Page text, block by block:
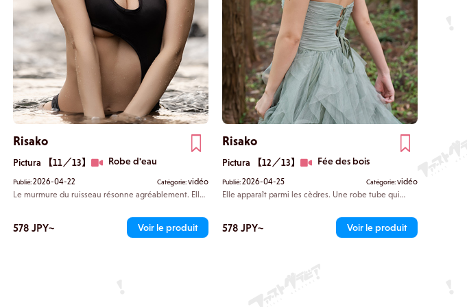
Risako
Pictura 【11／13】 Robe d'eau
Publié:2026-04-22 Catégorie:vidéo
Le murmure du ruisseau résonne agréablement. Elle
peuvent se détacher de ses fesses rondes et
blanches. Elle s'immerge lentement dans la rivière.
578 JPY~ Voir le produit
Risako
Pictura 【12／13】 Fée des bois
Publié:2026-04-25 Catégorie:vidéo
Elle apparaît parmi les cèdres. Une robe tube qui
sur un tronc d'arbre, s'abandonnant aux rayons de
soleil tamisés qui filtrent à travers les branches. Vous
578 JPY~ Voir le produit